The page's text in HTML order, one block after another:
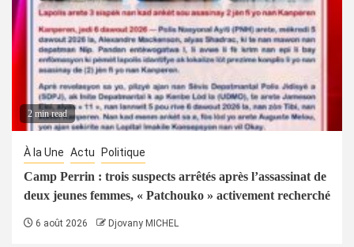
2 min read
À la Une Actu Politique
Camp Perrin : trois suspects arrêtés après l’assassinat de
deux jeunes femmes, « Patchouko » activement recherché
6 août 2026 Djovany MICHEL